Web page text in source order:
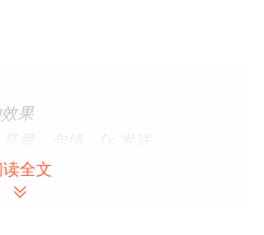
果
量、包络、fx 发送
控制
读全文